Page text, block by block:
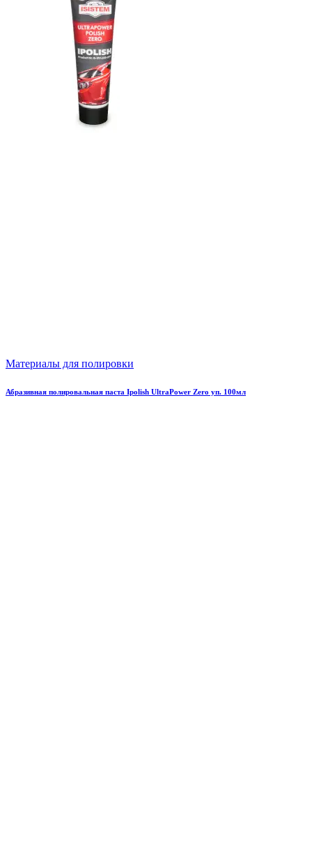
Материалы для полировки
Абразивная полировальная паста Ipolish UltraPower Zero уп. 100мл